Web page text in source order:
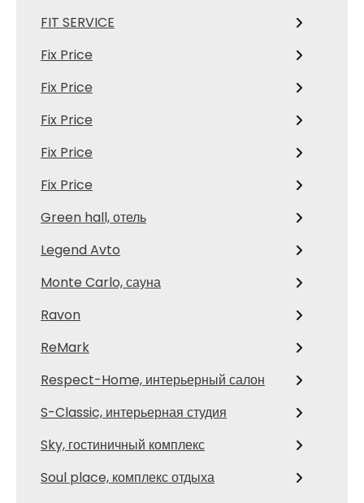
FIT SERVICE
Fix Price
Fix Price
Fix Price
Fix Price
Fix Price
Green hall, отель
Legend Avto
Monte Carlo, сауна
Ravon
ReMark
Respect-Home, интерьерный салон
S-Classic, интерьерная студия
Sky, гостиничный комплекс
Soul place, комплекс отдыха